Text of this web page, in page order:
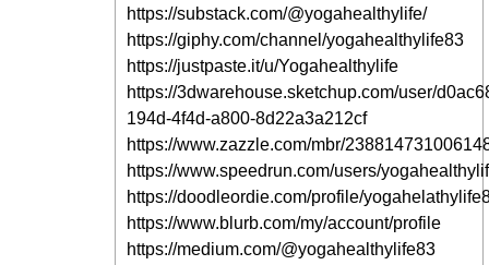
https://substack.com/@yogahealthylife/
https://giphy.com/channel/yogahealthylife83
https://justpaste.it/u/Yogahealthylife
https://3dwarehouse.sketchup.com/user/
194d-4f4d-a800-8d22a3a212cf
https://www.zazzle.com/mbr/
https://www.speedrun.com/users/
https://doodleordie.com/profile/
https://www.blurb.com/my/account/profile
https://medium.com/@yogahealthylife83